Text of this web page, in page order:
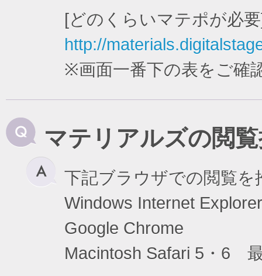
[どのくらいマテポが必
http://
※画面一番下の表をご確
マテリアルズの閲
下記ブラウザでの閲覧を
Windows Internet
Google Chrome
Macintosh Safari 5・6